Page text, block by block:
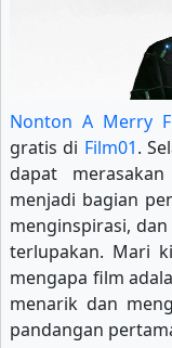
Nonton A Merry
gratis di Film01.
dapat
menjadi bagian
menginspirasi,
terlupakan. Mari
mengapa film
menarik dan
pandangan